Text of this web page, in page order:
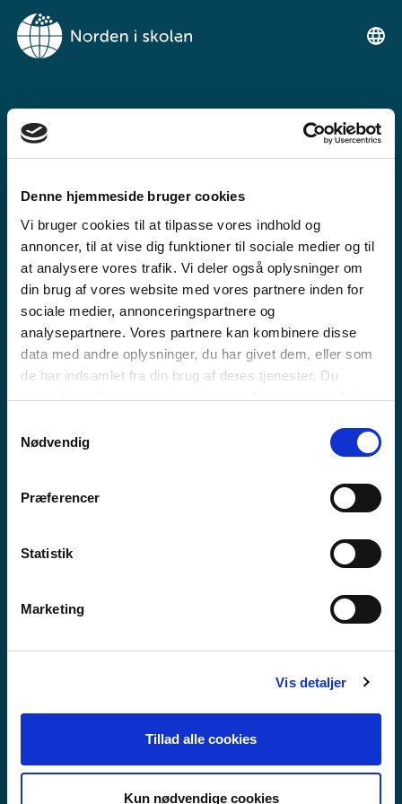
Denne hjemmeside bruger cookies
Vi bruger cookies til at tilpasse vores indhold og
annoncer, til at vise dig funktioner til sociale medier og til
at analysere vores trafik. Vi deler også oplysninger om
din brug af vores website med vores partnere inden for
sociale medier, annonceringspartnere og
analysepartnere. Vores partnere kan kombinere disse
data med andre oplysninger, du har givet dem, eller som
de har indsamlet fra din brug af deres tjenester. Du
samtykker til vores cookies, hvis du fortsætter med at
Nødvendig
Præferencer
Statistik
Marketing
Vis detaljer
Tillad alle cookies
Kun nødvendige cookies
VELKOMMEN TIL
NORDEN I SKOLEN
Ein gratis undervisningsplattform for
grunnskulen og den vidaregåande skule
GRUNNSKULE
VIDAREGÅANDE SKULE